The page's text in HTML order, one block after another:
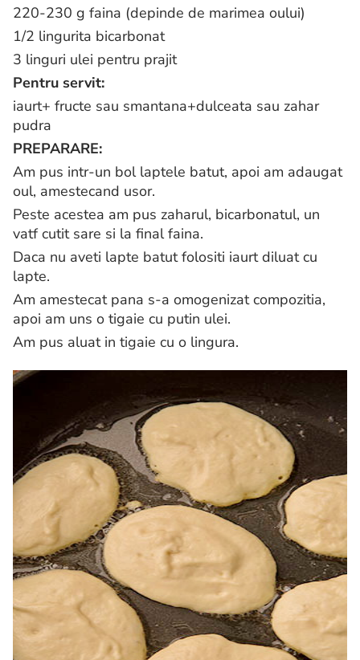
220-230 g faina (depinde de marimea oului)
1/2 lingurita bicarbonat
3 linguri ulei pentru prajit
Pentru servit:
iaurt+ fructe sau smantana+dulceata sau zahar
pudra
PREPARARE:
Am pus intr-un bol laptele batut, apoi am adaugat
oul, amestecand usor.
Peste acestea am pus zaharul, bicarbonatul, un
vatf cutit sare si la final faina.
Daca nu aveti lapte batut folositi iaurt diluat cu
lapte.
Am amestecat pana s-a omogenizat compozitia,
apoi am uns o tigaie cu putin ulei.
Am pus aluat in tigaie cu o lingura.